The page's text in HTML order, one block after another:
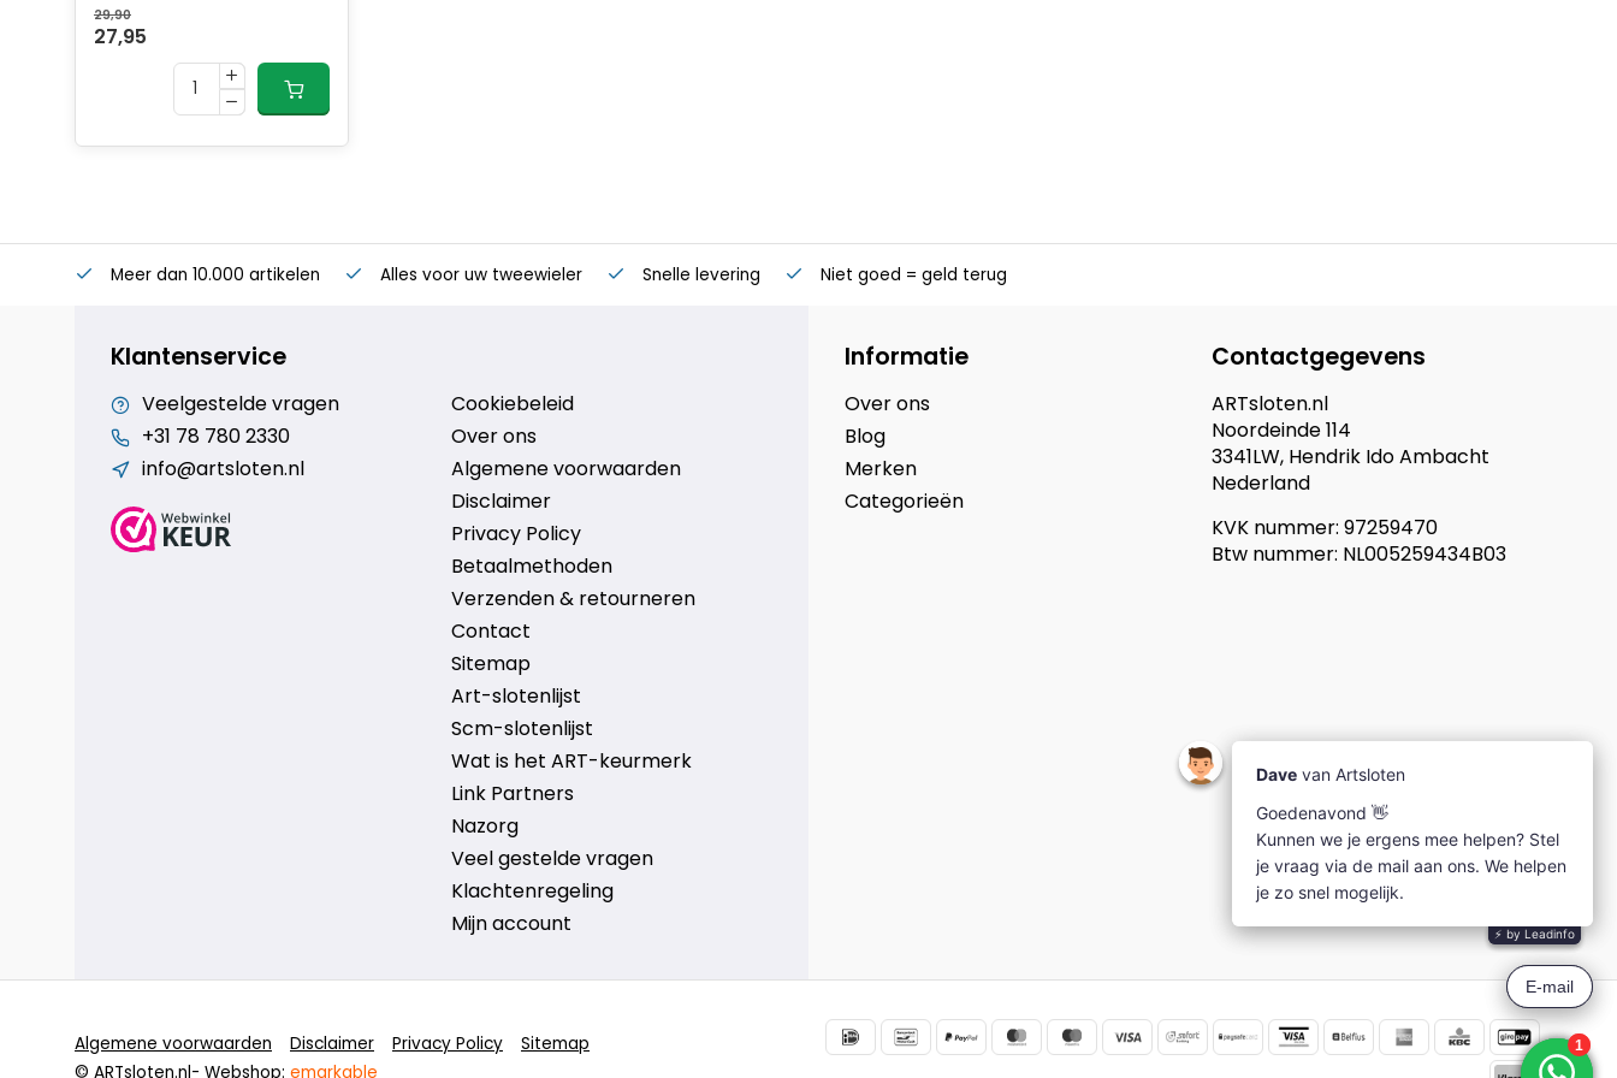
29,90
27,95
Meer dan 10.000 artikelen Alles voor uw tweewieler Snelle levering Niet goed = geld terug
Klantenservice
Veelgestelde vragen
+31 78 780 2330
info@artsloten.nl
Cookiebeleid
Over ons
Algemene voorwaarden
Disclaimer
Privacy Policy
Betaalmethoden
Verzenden & retourneren
Contact
Sitemap
Art-slotenlijst
Scm-slotenlijst
Wat is het ART-keurmerk
Link Partners
Nazorg
Veel gestelde vragen
Klachtenregeling
Mijn account
Informatie
Over ons
Blog
Merken
Categorieën
Contactgegevens
ARTsloten.nl
Noordeinde 114
3341LW, Hendrik Ido Ambacht
Nederland
KVK nummer: 97259470
Btw nummer: NL005259434B03
Algemene voorwaarden Disclaimer Privacy Policy
Sitemap
© ARTsloten.nl- Webshop: emarkable